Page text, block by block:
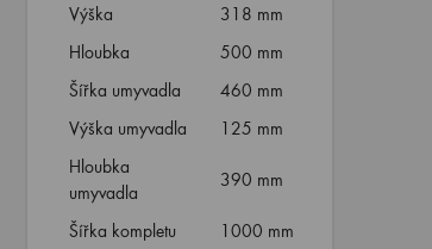
Výška
318 mm
Hloubka
500 mm
Šířka umyvadla
460 mm
Výška umyvadla
125 mm
Hloubka
umyvadla
390 mm
Šířka kompletu
1000 mm